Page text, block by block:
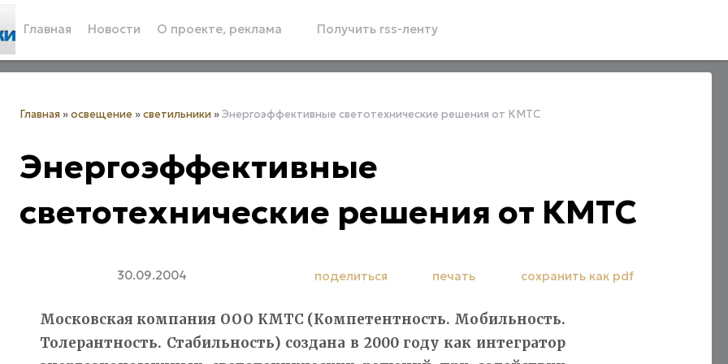
Главная Новости О проекте, реклама Получить rss-ленту
Главная »освещение »светильники »Энергоэффективные светотехнические решения от КМТС
Энергоэффективные
светотехнические решения от КМТС
30.09.2004 поделиться печать сохранить как pdf
Московская компания ООО КМТС (Компетентность. Мобильность.
Толерантность. Стабильность) создана в 2000 году как интегратор